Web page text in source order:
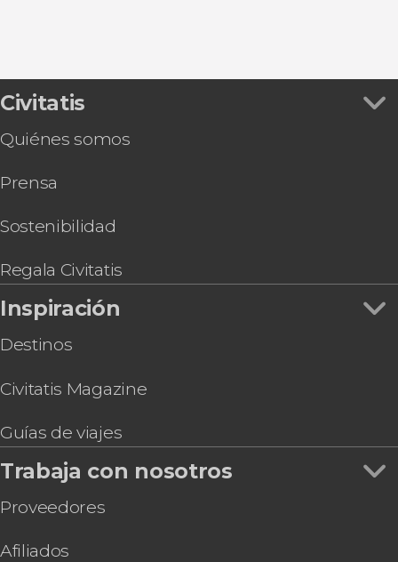
Civitatis
Quiénes somos
Prensa
Sostenibilidad
Regala Civitatis
Inspiración
Destinos
Civitatis Magazine
Guías de viajes
Trabaja con nosotros
Proveedores
Afiliados